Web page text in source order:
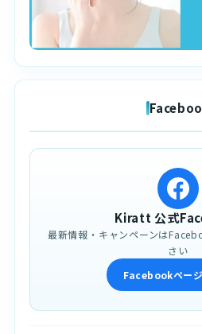
Kiratt 公式
最新情報・キャンペーンは
さい
Facebookペー